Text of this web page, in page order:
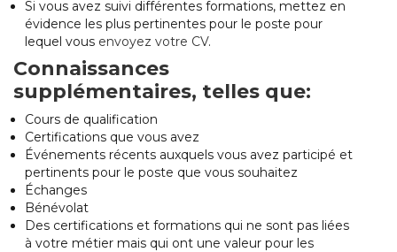
Si vous avez suivi différentes formations, mettez en
évidence les plus pertinentes pour le poste pour
lequel vous envoyez votre CV.
Connaissances
supplémentaires, telles que:
Cours de qualification
Certifications que vous avez
Événements récents auxquels vous avez participé et
pertinents pour le poste que vous souhaitez
Échanges
Bénévolat
Des certifications et formations qui ne sont pas liées
à votre métier mais qui ont une valeur pour les